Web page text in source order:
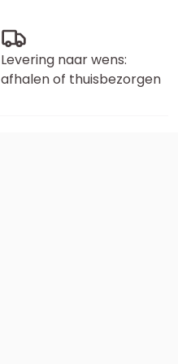
Levering naar wens:
afhalen of thuisbezorgen